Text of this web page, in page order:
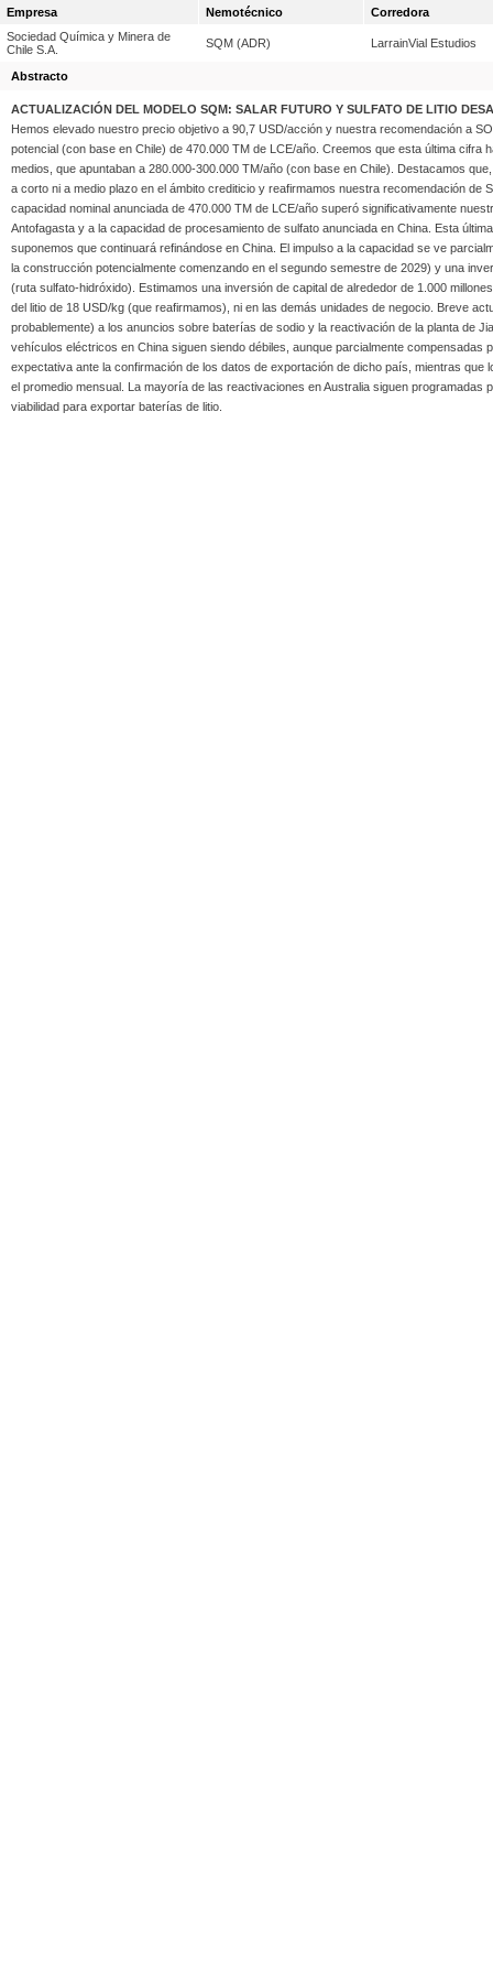
Empresa Nemotécnico
Corredora
Sociedad Química y Minera de
Chile S.A.
SQM (ADR) LarrainVial Estudios
Abstracto
ACTUALIZACIÓN DEL MODELO SQM: SALAR FUTURO Y SULFATO DE LITIO
Hemos elevado nuestro precio objetivo a 90,7 USD/acción y nuestra recomendación a
potencial (con base en Chile) de 470.000 TM de LCE/año. Creemos que esta última
medios, que apuntaban a 280.000-300.000 TM/año (con base en Chile). Destacamos
a corto ni a medio plazo en el ámbito crediticio y reafirmamos nuestra recomendación
capacidad nominal anunciada de 470.000 TM de LCE/año superó significativamente
Antofagasta y a la capacidad de procesamiento de sulfato anunciada en China. Esta
suponemos que continuará refinándose en China. El impulso a la capacidad se ve
la construcción potencialmente comenzando en el segundo semestre de 2029) y una
(ruta sulfato-hidróxido). Estimamos una inversión de capital de alrededor de 1.000
del litio de 18 USD/kg (que reafirmamos), ni en las demás unidades de negocio. Breve
probablemente) a los anuncios sobre baterías de sodio y la reactivación de la planta de
vehículos eléctricos en China siguen siendo débiles, aunque parcialmente
expectativa ante la confirmación de los datos de exportación de dicho país, mientras
el promedio mensual. La mayoría de las reactivaciones en Australia siguen
viabilidad para exportar baterías de litio.